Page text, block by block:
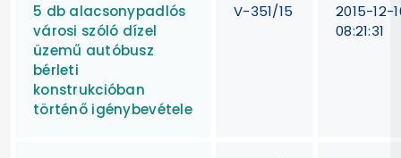
5 db alacsonypadlós
városi szóló dízel
üzemű autóbusz
bérleti
konstrukcióban
történő igénybevétele
V-351/15
2015-12-
08:21:31